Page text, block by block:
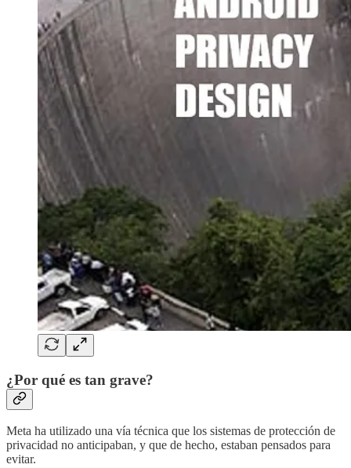
¿Por qué es tan grave?
Meta ha utilizado una vía técnica que los sistemas de protección de
privacidad no anticipaban, y que de hecho, estaban pensados para
evitar.